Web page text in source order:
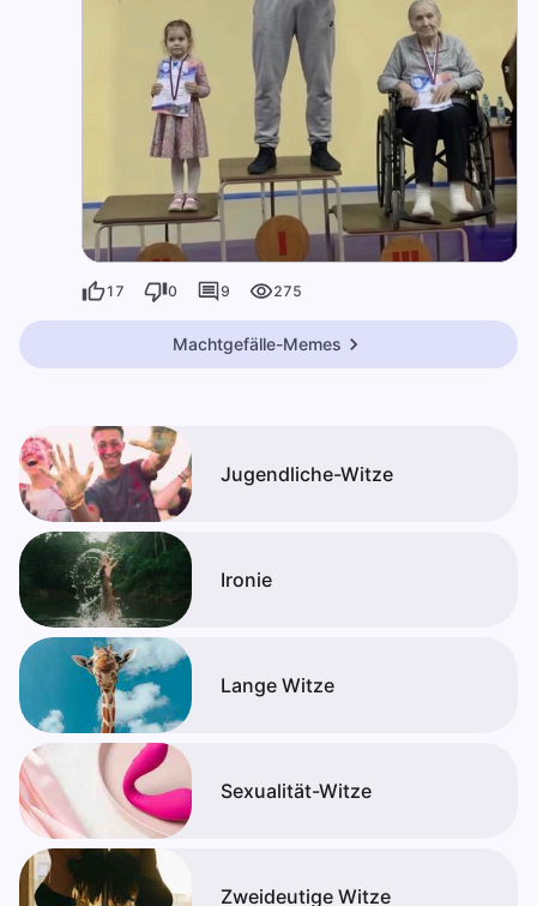
17 0 9 275
Machtgefälle-Memes
Jugendliche-Witze
Ironie
Lange Witze
Sexualität-Witze
Zweideutige Witze